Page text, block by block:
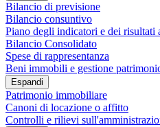
Bilancio di previsione
Bilancio consuntivo
Piano degli indicatori e dei risultati
Bilancio Consolidato
Spese di rappresentanza
Beni immobili e gestione
Espandi
Patrimonio immobiliare
Canoni di locazione o affitto
Controlli e rilievi